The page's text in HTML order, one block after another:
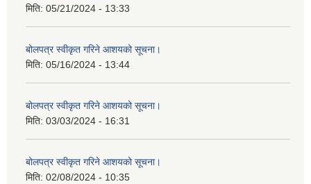
मिति: 05/21/2024 - 13:33
बोलपत्र स्वीकृत गरिने आशयको सूचना।
मिति: 05/16/2024 - 13:44
बोलपत्र स्वीकृत गरिने आशयको सूचना।
मिति: 03/03/2024 - 16:31
बोलपत्र स्वीकृत गरिने आशयको सूचना।
मिति: 02/08/2024 - 10:35